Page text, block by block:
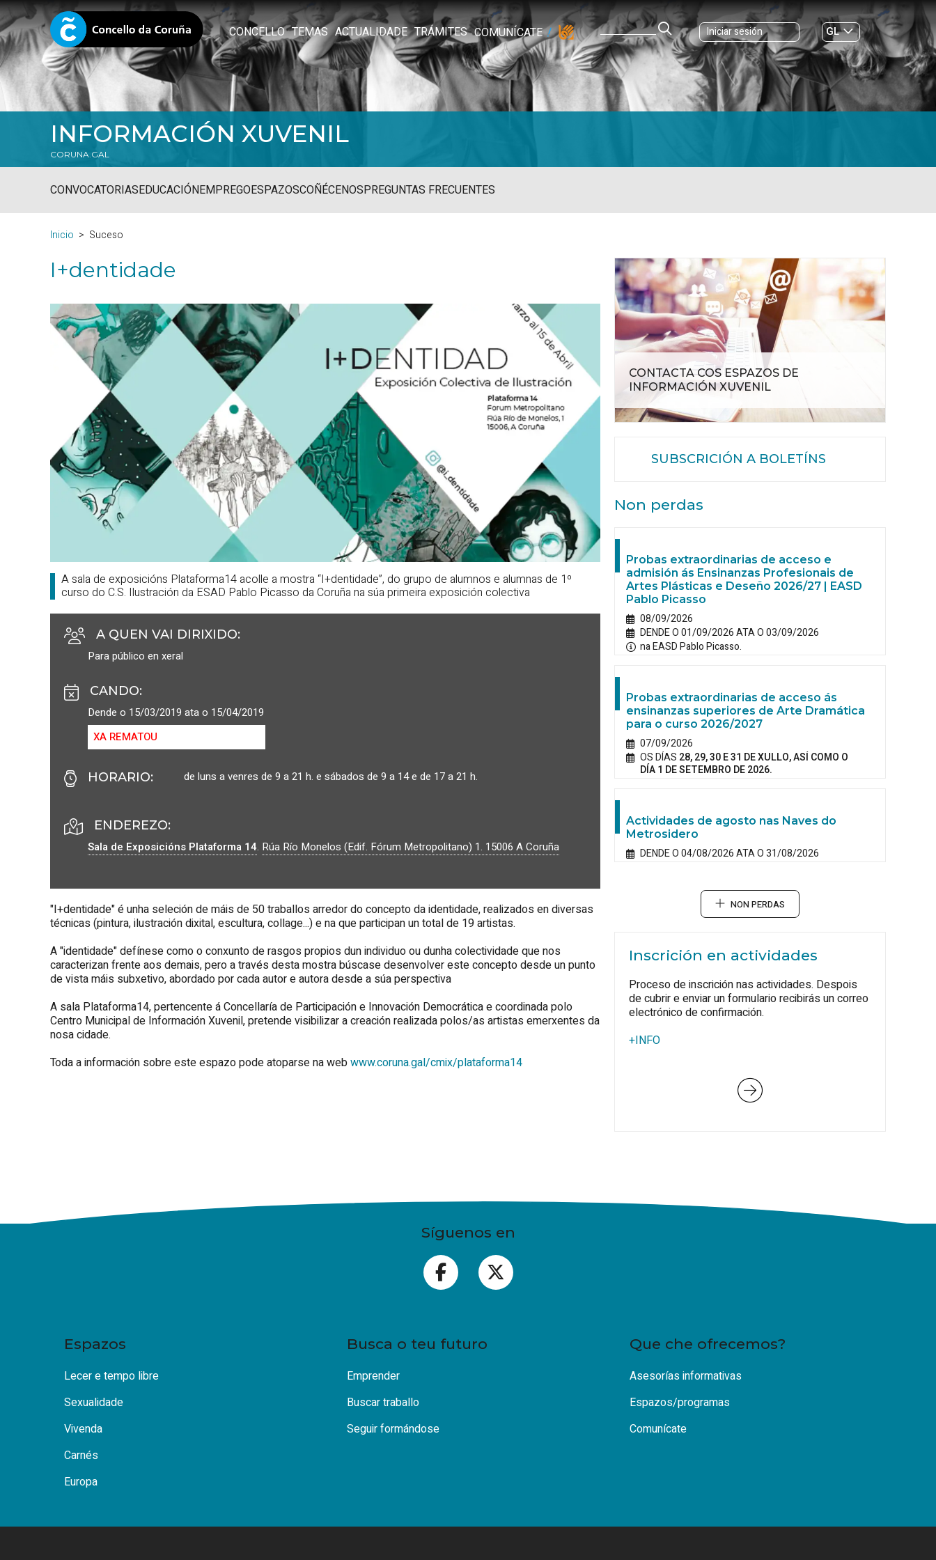
CONCELLO TEMAS ACTUALIDADE TRÁMITES COMUNÍCATE Iniciar sesión
GL
ES|
INFORMACIÓN XUVENIL
CORUNA.GAL
CONVOCATORIASEDUCACIÓNEMPREGOESPAZOSCOÑÉCENOSPREGUNTAS FRECUENTES
Inicio Suceso
I+dentidade
A sala de exposicións Plataforma14 acolle a mostra “I+dentidade”, do grupo de alumnos e alumnas de 1º
curso do C.S. Ilustración da ESAD Pablo Picasso da Coruña na súa primeira exposición colectiva
A QUEN VAI DIRIXIDO:
Para público en xeral
CANDO:
Dende o 15/03/2019 ata o 15/04/2019
XA REMATOU
HORARIO: de luns a venres de 9 a 21 h. e sábados de 9 a 14 e de 17 a 21 h.
ENDEREZO:
Sala de Exposicións Plataforma 14. Rúa Río Monelos (Edif. Fórum Metropolitano) 1. 15006 A Coruña
"I+dentidade" é unha seleción de máis de 50 traballos arredor do concepto da identidade, realizados en diversas
técnicas (pintura, ilustración dixital, escultura, collage...) e na que participan un total de 19 artistas.
A "identidade" defínese como o conxunto de rasgos propios dun individuo ou dunha colectividade que nos
caracterizan frente aos demais, pero a través desta mostra búscase desenvolver este concepto desde un punto
de vista máis subxetivo, abordado por cada autor e autora desde a súa perspectiva
A sala Plataforma14, pertencente á Concellaría de Participación e Innovación Democrática e coordinada polo
Centro Municipal de Información Xuvenil, pretende visibilizar a creación realizada polos/as artistas emerxentes da
nosa cidade.
Toda a información sobre este espazo pode atoparse na webwww.coruna.gal/cmix/plataforma14
CONTACTA COS ESPAZOS DE
INFORMACIÓN XUVENIL
SUBSCRICIÓN A BOLETÍNS
Non perdas
Probas extraordinarias de acceso e
admisión ás Ensinanzas Profesionais de
Artes Plásticas e Deseño 2026/27 | EASD
Pablo Picasso
08/09/2026
DENDE O 01/09/2026 ATA O 03/09/2026
na EASD Pablo Picasso.
Probas extraordinarias de acceso ás
ensinanzas superiores de Arte Dramática
para o curso 2026/2027
07/09/2026
OS DÍAS 28, 29, 30 E 31 DE XULLO, ASÍ COMO O
DÍA 1 DE SETEMBRO DE 2026.
Actividades de agosto nas Naves do
Metrosidero
DENDE O 04/08/2026 ATA O 31/08/2026
NON PERDAS
Inscrición en actividades
Proceso de inscrición nas actividades. Despois
de cubrir e enviar un formulario recibirás un correo
electrónico de confirmación.
+INFO
Síguenos en
Espazos
Lecer e tempo libre
Sexualidade
Vivenda
Carnés
Europa
Busca o teu futuro
Emprender
Buscar traballo
Seguir formándose
Que che ofrecemos?
Asesorías informativas
Espazos/programas
Comunícate